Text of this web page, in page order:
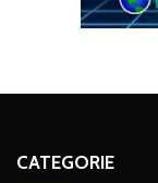
CATEGORIE